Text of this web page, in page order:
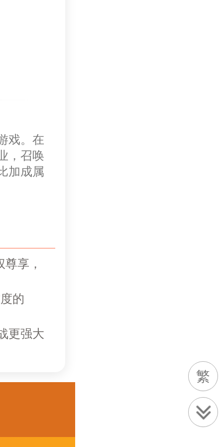
戏。在
，召唤
加成属
享，
的
更强大
繁